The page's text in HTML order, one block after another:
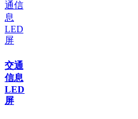
交通
信息
LED
屏